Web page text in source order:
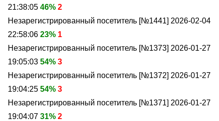
21:38:05 46% 2
Незарегистрированный посетитель [№1441] 2026-02-04
22:58:06 23% 1
Незарегистрированный посетитель [№1373] 2026-01-27
19:05:03 54% 3
Незарегистрированный посетитель [№1372] 2026-01-27
19:04:25 54% 3
Незарегистрированный посетитель [№1371] 2026-01-27
19:04:07 31% 2